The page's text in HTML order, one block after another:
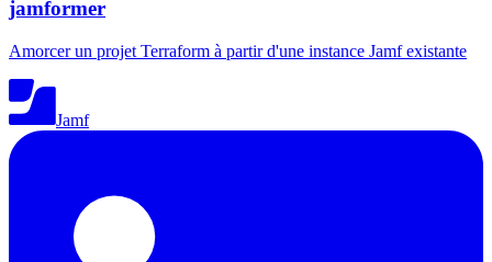
jamformer
Amorcer un projet Terraform à partir d'une instance Jamf existante
Jamf